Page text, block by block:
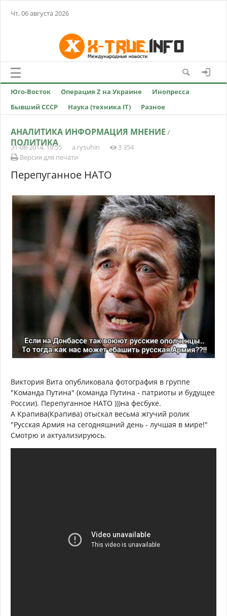
Чт, 06 августа 2026
Юго-Восток Операция Z на Украине
Инопресса
Бывший СССР
Наука (техника IT) Разное
АНАЛИТИКА ИНФОРМАЦИЯ МНЕНИЕ /
ПОЛИТИКА
31-08-2014, 19:55 a.rysuhin
3 354
Версия для печати
Перепуганное НАТО
Виктория Вита опубликовала фотография в группе
"Команда Путина" (команда Путина - патриоты и будущее
России). Перепуганное НАТО )))на фесбуке.
А Крапива(Крапива) отыскал весьма жгучий ролик
"Русская Армия на сегодняшний день - лучшая в мире!"
Смотрю и актуализируюсь.